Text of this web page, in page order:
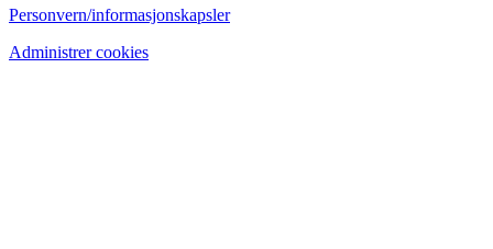
Personvern/informasjonskapsler
Administrer cookies